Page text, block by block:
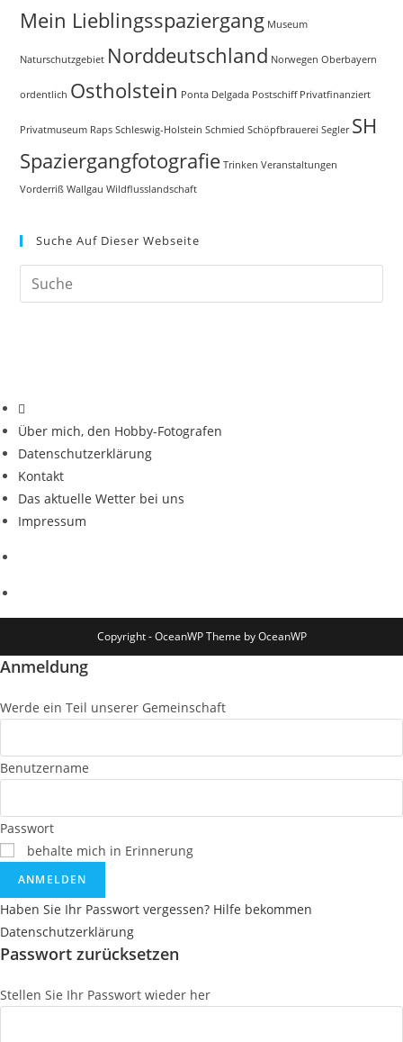
Mein Lieblingsspaziergang Museum
Naturschutzgebiet Norddeutschland Norwegen Oberbayern
ordentlich Ostholstein Ponta Delgada Postschiff Privatfinanziert
Privatmuseum Raps Schleswig-Holstein Schmied Schöpfbrauerei Segler SH
Spaziergangfotografie Trinken Veranstaltungen
Vorderriß Wallgau Wildflusslandschaft
Suche Auf Dieser Webseite
Über mich, den Hobby-Fotografen
Datenschutzerklärung
Kontakt
Das aktuelle Wetter bei uns
Impressum
Copyright - OceanWP Theme by OceanWP
Anmeldung
Werde ein Teil unserer Gemeinschaft
Benutzername
Passwort
behalte mich in Erinnerung
ANMELDEN
Haben Sie Ihr Passwort vergessen? Hilfe bekommen
Datenschutzerklärung
Passwort zurücksetzen
Stellen Sie Ihr Passwort wieder her